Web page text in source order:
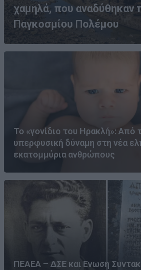
χαμηλά, που αναδύθηκαν
Παγκοσμίου Πολέμου
Το «γονίδιο του Ηρακλή»: Από
υπερφυσική δύναμη στη νέα
εκατομμύρια ανθρώπους
ΠΕΑΕΑ – ΔΣΕ και Ενωση